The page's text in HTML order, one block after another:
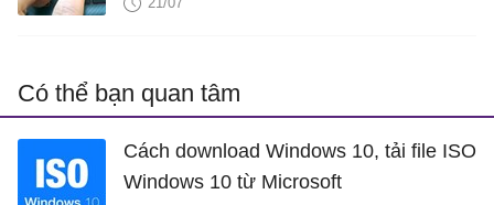
Có thể bạn quan tâm
Cách download Windows 10, tải file ISO
Windows 10 từ Microsoft